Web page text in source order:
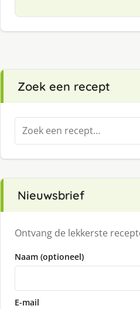
Zoek een recept
Zoeken
naar:
Nieuwsbrief
Ontvang de lekkerste
Naam (optioneel)
E-mail